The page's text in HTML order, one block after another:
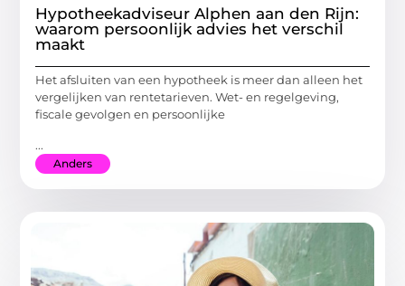
Hypotheekadviseur Alphen aan den Rijn:
waarom persoonlijk advies het verschil
maakt
Het afsluiten van een hypotheek is meer dan alleen het
vergelijken van rentetarieven. Wet- en regelgeving,
fiscale gevolgen en persoonlijke
...
Anders